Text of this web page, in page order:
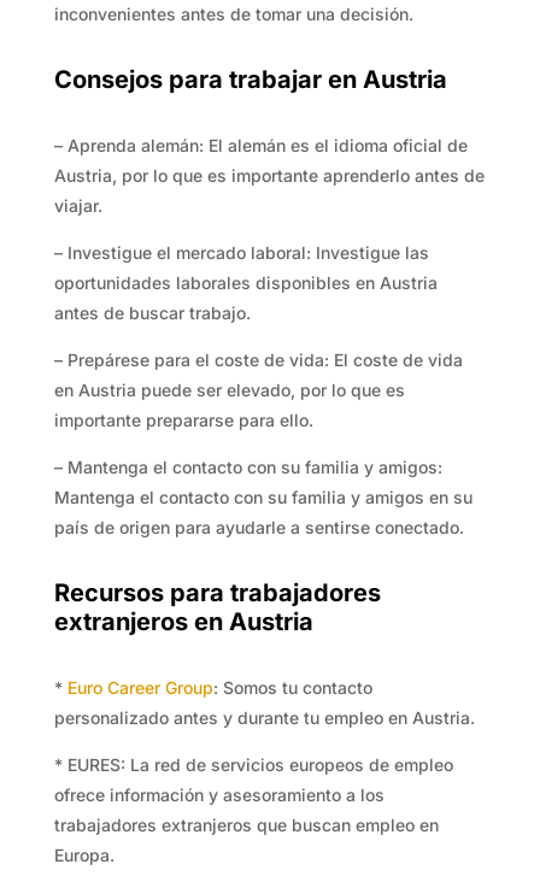
inconvenientes antes de tomar una decisión.
Consejos para trabajar en Austria
– Aprenda alemán: El alemán es el idioma oficial de
Austria, por lo que es importante aprenderlo antes de
viajar.
– Investigue el mercado laboral: Investigue las
oportunidades laborales disponibles en Austria
antes de buscar trabajo.
– Prepárese para el coste de vida: El coste de vida
en Austria puede ser elevado, por lo que es
importante prepararse para ello.
– Mantenga el contacto con su familia y amigos:
Mantenga el contacto con su familia y amigos en su
país de origen para ayudarle a sentirse conectado.
Recursos para trabajadores
extranjeros en Austria
* Euro Career Group: Somos tu contacto
personalizado antes y durante tu empleo en Austria.
* EURES: La red de servicios europeos de empleo
ofrece información y asesoramiento a los
trabajadores extranjeros que buscan empleo en
Europa.